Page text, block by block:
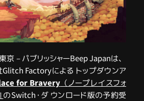
京– パブリッシャーBeep Japanは、
Factoryによる トップダウンア
for Bravery（ノープレイスフォ
のSwitch・ダ ウンロード版の予約受